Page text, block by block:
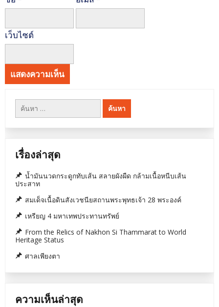
เว็บไซต์
ค้นหา
สำหรับ:
เรื่องล่าสุด
น้ำมันนวดกระดูกทับเส้น สลายผังผืด กล้ามเนื้อหนีบเส้น
ประสาท
สมเด็จเนื้อดินสังเวชนียสถานพระพุทธเจ้า 28 พระองค์
เหรียญ 4 มหาเทพประทานทรัพย์
From the Relics of Nakhon Si Thammarat to World
Heritage Status
ศาลเพียงตา
ความเห็นล่าสุด